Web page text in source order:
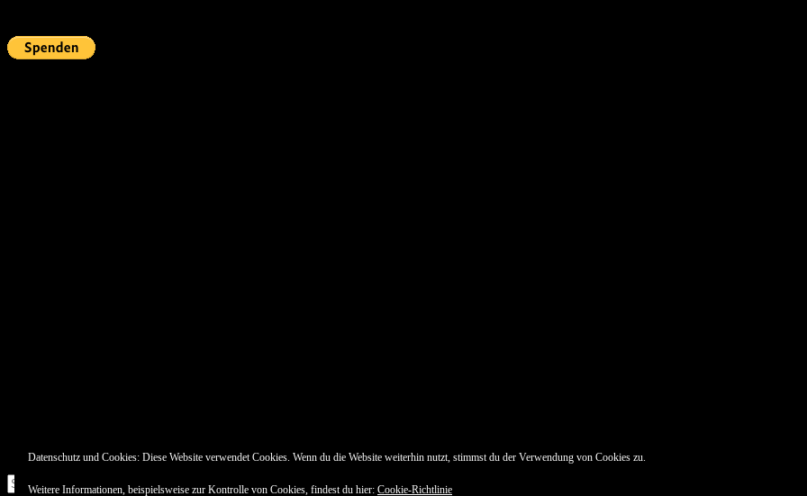
Suche
Datenschutz und Cookies: Diese Website verwendet Cookies. Wenn du die Website weiterhin nutzt, stimmst du der Verwendung von Cookies zu.
Weitere Informationen, beispielsweise zur Kontrolle von Cookies, findest du hier: Cookie-Richtlinie